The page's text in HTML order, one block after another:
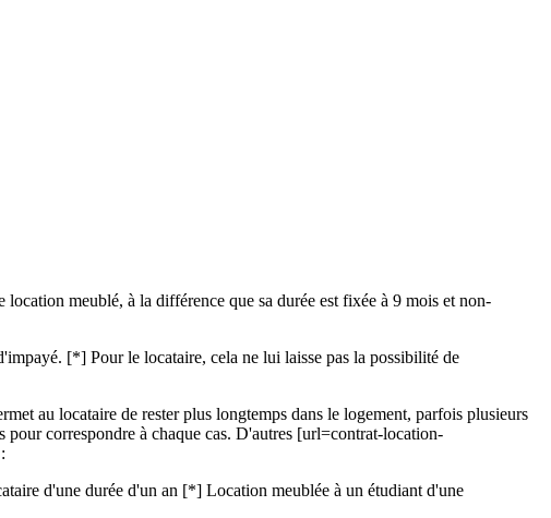
meublé, à la différence que sa durée est fixée à 9 mois et non-
[*] Pour le locataire, cela ne lui laisse pas la possibilité de
au locataire de rester plus longtemps dans le logement, parfois plusieurs
correspondre à chaque cas. D'autres [url=contrat-location-
d'une durée d'un an [*] Location meublée à un étudiant d'une